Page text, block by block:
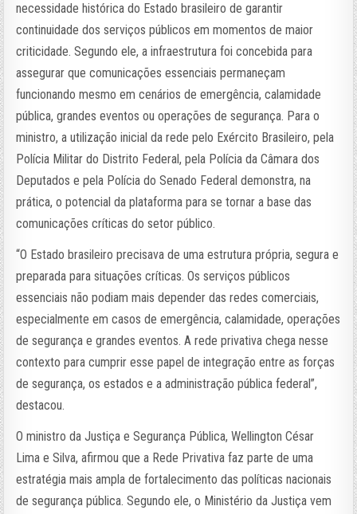
necessidade histórica do Estado brasileiro de garantir
continuidade dos serviços públicos em momentos de maior
criticidade. Segundo ele, a infraestrutura foi concebida para
assegurar que comunicações essenciais permaneçam
funcionando mesmo em cenários de emergência, calamidade
pública, grandes eventos ou operações de segurança. Para o
ministro, a utilização inicial da rede pelo Exército Brasileiro, pela
Polícia Militar do Distrito Federal, pela Polícia da Câmara dos
Deputados e pela Polícia do Senado Federal demonstra, na
prática, o potencial da plataforma para se tornar a base das
comunicações críticas do setor público.
“O Estado brasileiro precisava de uma estrutura própria, segura e
preparada para situações críticas. Os serviços públicos
essenciais não podiam mais depender das redes comerciais,
especialmente em casos de emergência, calamidade, operações
de segurança e grandes eventos. A rede privativa chega nesse
contexto para cumprir esse papel de integração entre as forças
de segurança, os estados e a administração pública federal”,
destacou.
O ministro da Justiça e Segurança Pública, Wellington César
Lima e Silva, afirmou que a Rede Privativa faz parte de uma
estratégia mais ampla de fortalecimento das políticas nacionais
de segurança pública. Segundo ele, o Ministério da Justiça vem